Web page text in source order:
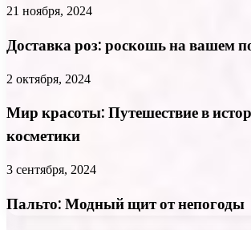
21 ноября, 2024
Доставка роз: роскошь на вашем
2 октября, 2024
Мир красоты: Путешествие в
косметики
3 сентября, 2024
Пальто: Модный щит от непогоды